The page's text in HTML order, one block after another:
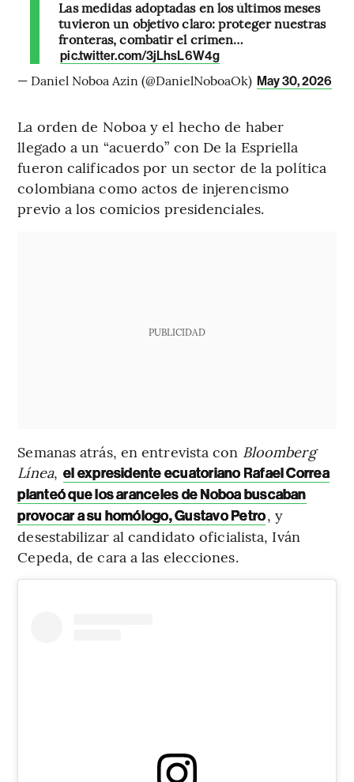
Las medidas adoptadas en los últimos meses
tuvieron un objetivo claro: proteger nuestras
fronteras, combatir el crimen…
pic.twitter.com/3jLhsL6W4g
— Daniel Noboa Azin (@DanielNoboaOk) May 30, 2026
La orden de Noboa y el hecho de haber
llegado a un “acuerdo” con De la Espriella
fueron calificados por un sector de la política
colombiana como actos de injerencismo
previo a los comicios presidenciales.
PUBLICIDAD
Semanas atrás, en entrevista con Bloomberg
Línea, el expresidente ecuatoriano Rafael Correa
planteó que los aranceles de Noboa buscaban
provocar a su homólogo, Gustavo Petro, y
desestabilizar al candidato oficialista, Iván
Cepeda, de cara a las elecciones.